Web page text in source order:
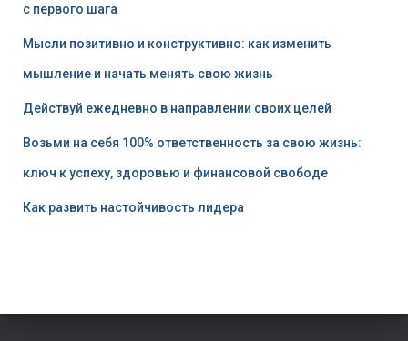
с первого шага
Мысли позитивно и конструктивно: как изменить
мышление и начать менять свою жизнь
Действуй ежедневно в направлении своих целей
Возьми на себя 100% ответственность за свою жизнь:
ключ к успеху, здоровью и финансовой свободе
Как развить настойчивость лидера